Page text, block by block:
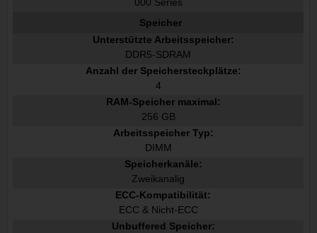
Speicher
Unterstützte Arbeitsspeicher:
DDR5-SDRAM
Anzahl der Speichersteckplätze:
4
RAM-Speicher maximal:
256 GB
Arbeitsspeicher Typ:
DIMM
Speicherkanäle:
Zweikanalig
ECC-Kompatibilität:
ECC & Nicht-ECC
Unbuffered Speicher: